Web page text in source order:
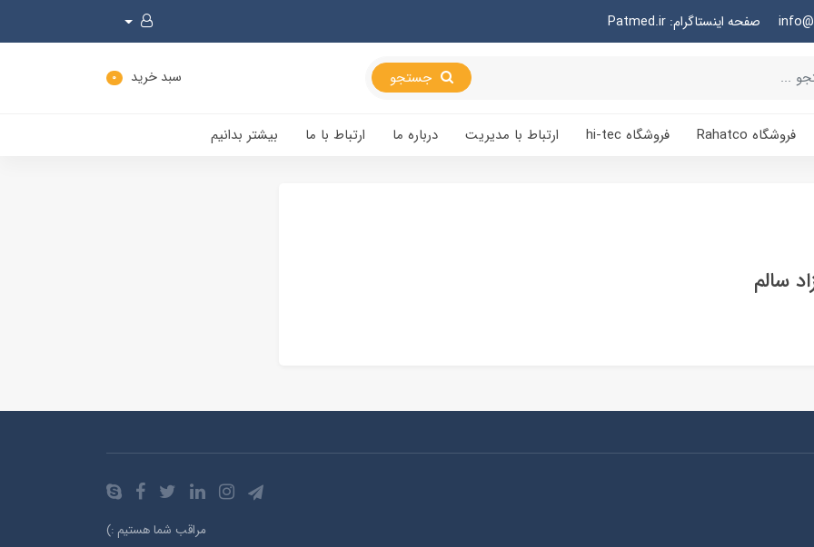
صفحه اینستاگرام: Patmed.ir
سبد خرید 0
فروشگاه Rahatco فروشگاه hi-tec ارتباط با مدیریت درباره ما ارتباط با ما بیشتر بدانیم
سالم
مراقب شما هستیم :)